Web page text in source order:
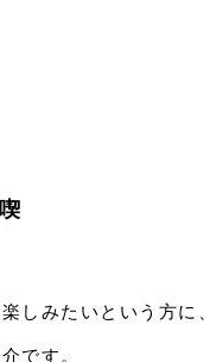
楽しみたいという方に、
です。